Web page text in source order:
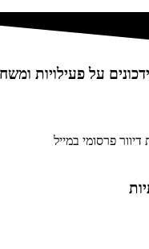
על פעילויות
פרסומי במייל